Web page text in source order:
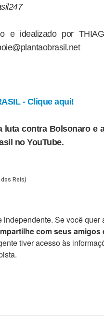
e idealizado por
- Clique aqui!
luta contra Bolsonaro e
no YouTube.
independente. Se você
com seus amigos
tiver acesso às